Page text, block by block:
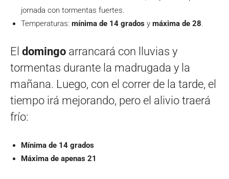
jornada con tormentas fuertes.
Temperaturas: mínima de 14 grados y máxima de 28.
El domingo arrancará con lluvias y
tormentas durante la madrugada y la
mañana. Luego, con el correr de la tarde, el
tiempo irá mejorando, pero el alivio traerá
frío:
Mínima de 14 grados
Máxima de apenas 21